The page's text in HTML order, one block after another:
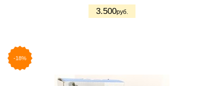
3.500руб.
-18%